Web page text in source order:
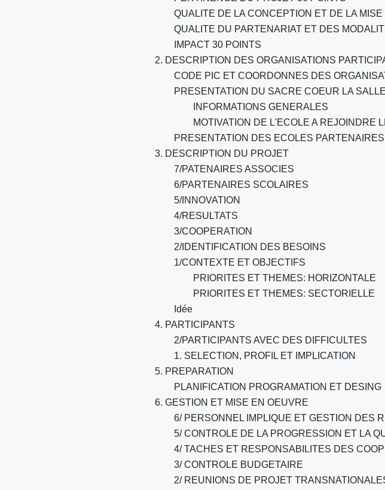
QUALITE DE LA CONCEPTION ET DE LA
QUALITE DU PARTENARIAT ET DES
IMPACT 30 POINTS
2. DESCRIPTION DES ORGANISATIONS
CODE PIC ET COORDONNES DES
PRESENTATION DU SACRE COEUR LA SALLE
INFORMATIONS GENERALES
MOTIVATION DE L'ECOLE A REJOINDRE
PRESENTATION DES ECOLES PARTENAIRES
3. DESCRIPTION DU PROJET
7/PATENAIRES ASSOCIES
6/PARTENAIRES SCOLAIRES
5/INNOVATION
4/RESULTATS
3/COOPERATION
2/IDENTIFICATION DES BESOINS
1/CONTEXTE ET OBJECTIFS
PRIORITES ET THEMES: HORIZONTALE
PRIORITES ET THEMES: SECTORIELLE
Idée
4. PARTICIPANTS
2/PARTICIPANTS AVEC DES DIFFICULTES
1. SELECTION, PROFIL ET IMPLICATION
5. PREPARATION
PLANIFICATION PROGRAMATION ET DESING
6. GESTION ET MISE EN OEUVRE
6/ PERSONNEL IMPLIQUE ET GESTION DES
5/ CONTROLE DE LA PROGRESSION ET LA
4/ TACHES ET RESPONSABILITES DES
3/ CONTROLE BUDGETAIRE
2/ REUNIONS DE PROJET